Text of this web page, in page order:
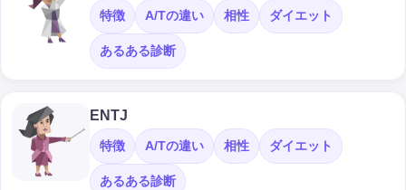
特徴 A/Tの違い 相性 ダイエット
あるある診断
ENTJ
特徴 A/Tの違い 相性 ダイエット
あるある診断